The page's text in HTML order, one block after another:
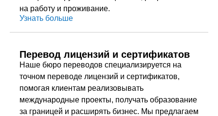
на работу и проживание.
Узнать больше
Перевод лицензий и сертификатов
Наше бюро переводов специализируется на
точном переводе лицензий и сертификатов,
помогая клиентам реализовывать
международные проекты, получать образование
за границей и расширять бизнес. Мы предлагаем